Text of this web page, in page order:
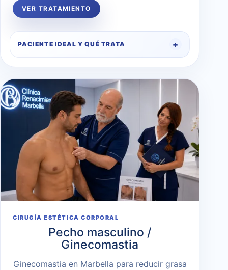
VER TRATAMIENTO
PACIENTE IDEAL Y QUÉ TRATA
CIRUGÍA ESTÉTICA CORPORAL
Pecho masculino /
Ginecomastia
Ginecomastia en Marbella para reducir grasa